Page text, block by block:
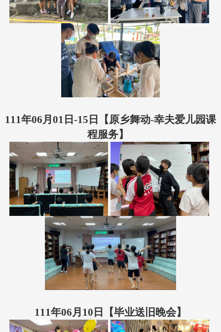
111年06月01日-15日【原乡舞动-幸夫爱儿园课
程服务】
111年06月10日【毕业送旧晚会】